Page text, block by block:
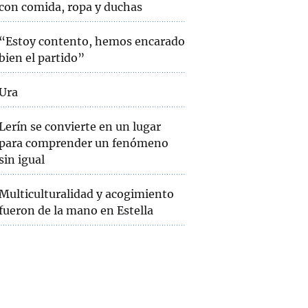
comida, ropa y duchas
“Estoy contento, hemos encarado
el partido”
se convierte en un lugar
comprender un fenómeno
igual
y acogimiento
de la mano en Estella